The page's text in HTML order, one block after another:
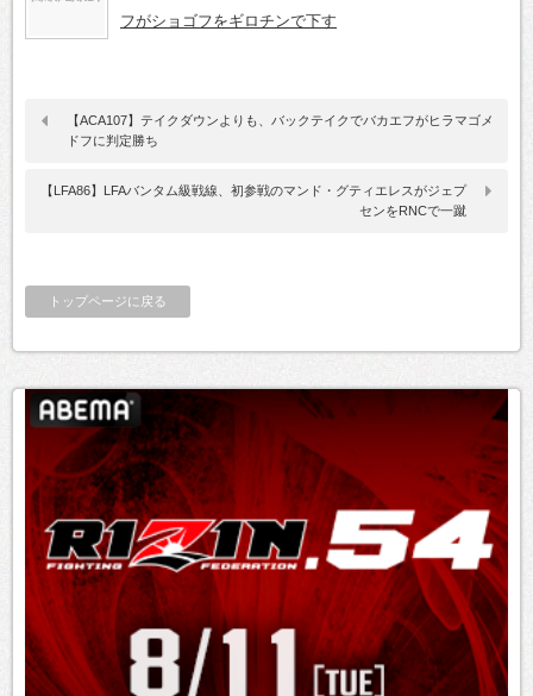
フがショゴフをギロチンで下す
【ACA107】テイクダウンよりも、バックテイクでバカエフがヒラマゴメ
ドフに判定勝ち
【LFA86】LFAバンタム級戦線、初参戦のマンド・グティエレスがジェプ
センをRNCで一蹴
トップページに戻る